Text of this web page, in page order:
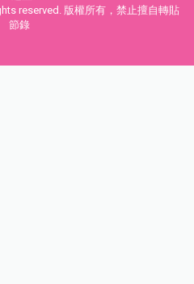
reserved. 版權所有，禁止擅自轉貼
節錄